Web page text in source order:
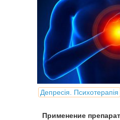
Депресія. Психотерапія
Применение